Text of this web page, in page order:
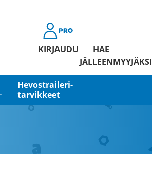
KIRJAUDU
HAE
JÄLLEENMYYJÄKSI
Hevostraileri­
tarvikkeet